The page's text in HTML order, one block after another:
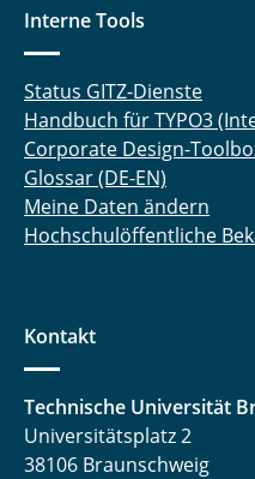
Interne Tools
Status GITZ-Dienste
Handbuch für TYPO3
Corporate Design-
Glossar (DE-EN)
Meine Daten ändern
Hochschulöffentliche
Kontakt
Technische Universität
Universitätsplatz 2
38106 Braunschweig